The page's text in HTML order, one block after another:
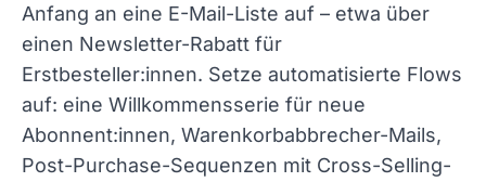
Anfang an eine E-Mail-Liste auf – etwa über
einen Newsletter-Rabatt für
Erstbesteller:innen. Setze automatisierte Flows
auf: eine Willkommensserie für neue
Abonnent:innen, Warenkorbabbrecher-Mails,
Post-Purchase-Sequenzen mit Cross-Selling-